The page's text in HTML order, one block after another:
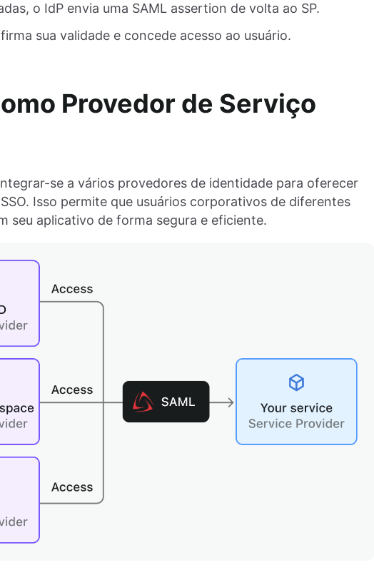
o IdP envia uma SAML assertion de volta ao SP.
sua validade e concede acesso ao usuário.
Provedor de Serviço
se a vários provedores de identidade para oferecer
Isso permite que usuários corporativos de diferentes
seu aplicativo de forma segura e eficiente.